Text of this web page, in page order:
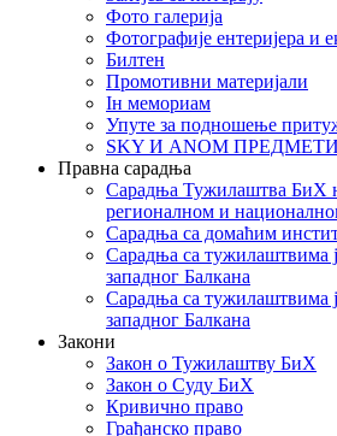
Фото галерија
Фотографије ентеријера и
Билтен
Промотивни материјали
Iн мемориам
Упуте за подношење
SKY И ANOM ПРЕДМЕТИ
Правна сарадња
Сарадња Тужилаштва БиХ
регионалном и
Сарадња са домаћим
Сарадња са тужилаштвима
западног Балкана
Сарадња са тужилаштвима
западног Балкана
Закони
Закон о Тужилаштву БиХ
Закон о Суду БиХ
Кривично право
Грађанско право